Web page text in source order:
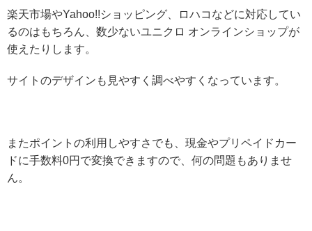
楽天市場やYahoo!!ショッピング、ロハコなどに対応してい
るのはもちろん、数少ないユニクロ オンラインショップが
使えたりします。
サイトのデザインも見やすく調べやすくなっています。
またポイントの利用しやすさでも、現金やプリペイドカー
ドに手数料0円で変換できますので、何の問題もありませ
ん。